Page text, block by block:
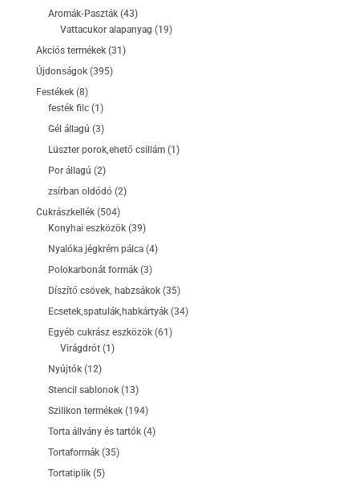
termék
Aromák-Paszták 4343
termék
Vattacukor alapanyag 1919
Akciós termékek 3131
Újdonságok 395395
Festékek 88
termék
festék filc 11
termék
Gél állagú 33
termék
Lüszter porok,ehető csillám 11
Por állagú 22
termék
zsírban oldódó 22
Cukrászkellék 504504
termék
Konyhai eszközök 3939
termék
Nyalóka jégkrém pálca 44
Polokarbonát formák 33
termék
Díszítő csövek, habzsákok 3535
termék
Ecsetek,spatulák,habkártyák 3434
Egyéb cukrász eszközök 6161
Virágdrót 11
Nyújtók 1212
termék
Stencil sablonok 1313
termék
Szilikon termékek 194194
termék
Torta állvány és tartók 44
Tortaformák 3535
Tortatiplik 55